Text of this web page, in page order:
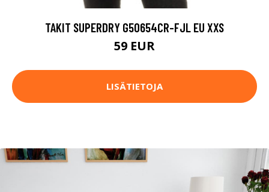
TAKIT SUPERDRY G50654CR-FJL EU XXS
59 EUR
LISÄTIETOJA